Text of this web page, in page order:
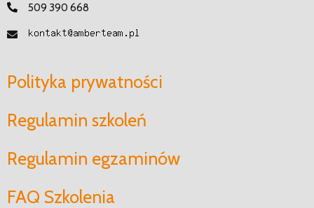
509 390 668
Polityka prywatności
Regulamin szkoleń
Regulamin egzaminów
FAQ Szkolenia